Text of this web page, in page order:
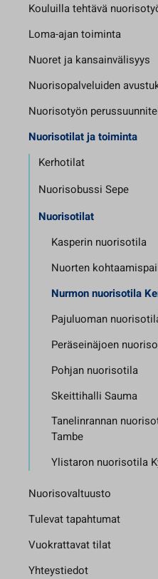
Kouluilla tehtävä
Loma-ajan toiminta
Nuoret ja kansainvälisyys
Nuorisopalveluiden
Nuorisotyön
Nuorisotilat ja toiminta
Kerhotilat
Nuorisobussi Sepe
Nuorisotilat
Kasperin nuorisotila
Nuorten
Nurmon nuorisotila
Pajuluoman
Peräseinäjoen
Pohjan nuorisotila
Skeittihalli Sauma
Tanelinrannan
Tambe
Ylistaron nuorisotila
Nuorisovaltuusto
Tulevat tapahtumat
Vuokrattavat tilat
Yhteystiedot